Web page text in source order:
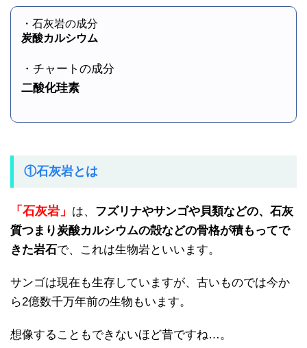
・石灰岩の成分
炭酸カルシウム
・チャートの成分
二酸化珪素
①石灰岩とは
「石灰岩」 は、 フズリナやサンゴや貝類などの、石灰
質つまり炭酸カルシウムの殻などの骨格が積もってで
きた岩石で、これは生物岩といいます。
サンゴは現在も生存していますが、古いものでは今か
ら2億数千万年前の生物もいます。
想像することもできないほど昔ですね…。